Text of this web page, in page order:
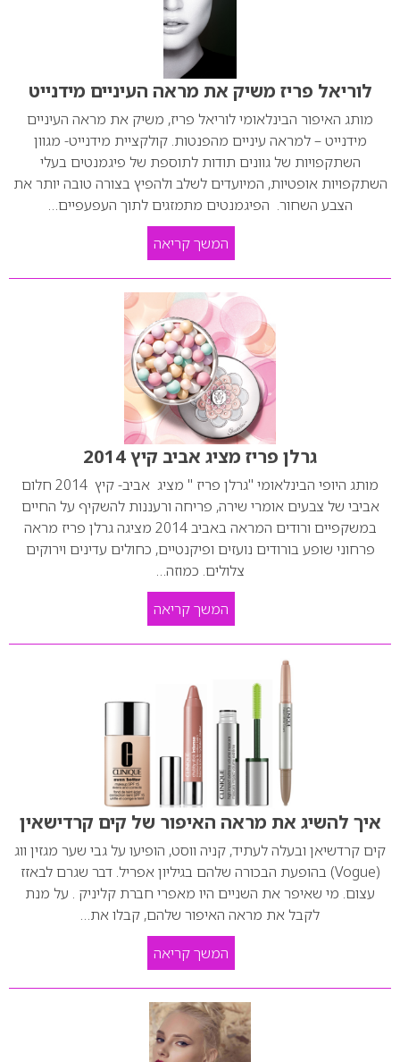
לוריאל פריז משיק את מראה העיניים מידנייט
מותג האיפור הבינלאומי לוריאל פריז, משיק את מראה העיניים
מידנייט – למראה עיניים מהפנטות. קולקציית מידנייט- מגוון
השתקפויות של גוונים תודות לתוספת של פיגמנטים בעלי
השתקפויות אופטיות, המיועדים לשלב ולהפיץ בצורה טובה יותר את
הצבע השחור. הפיגמנטים מתמזגים לתוך העפעפיים…
המשך קריאה
גרלן פריז מציג אביב קיץ 2014
מותג היופי הבינלאומי "גרלן פריז " מציג אביב- קיץ 2014 חלום
אביבי של צבעים אומרי שירה, פריחה ורעננות להשקיף על החיים
במשקפיים ורודים המראה באביב 2014 מציגה גרלן פריז מראה
פרחוני שופע בורודים נועזים ופיקנטיים, כחולים עדינים וירוקים
צלולים. כמוזה…
המשך קריאה
איך להשיג את מראה האיפור של קים קרדישאין
קים קרדשיאן ובעלה לעתיד, קניה ווסט, הופיעו על גבי שער מגזין ווג
(Vogue) בהופעת הבכורה שלהם בגיליון אפריל. דבר שגרם לבאזז
עצום. מי שאיפר את השניים היו מאפרי חברת קליניק . על מנת
לקבל את מראה האיפור שלהם, קבלו את…
המשך קריאה